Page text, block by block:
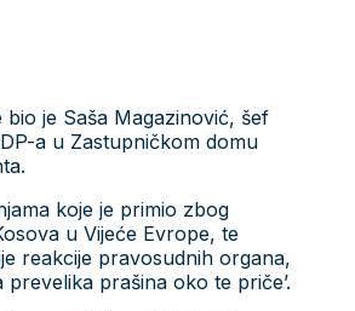
bio je Saša Magazinović, šef
a u Zastupničkom domu
koje je primio zbog
u Vijeće Evrope, te
reakcije pravosudnih organa,
prevelika prašina oko te priče’.